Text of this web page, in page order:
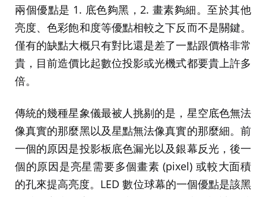
兩個優點是 1. 底色夠黑，2. 畫素夠細。至於其他
亮度、色彩飽和度等優點相較之下反而不是關鍵。
僅有的缺點大概只有對比還是差了一點跟價格非常
貴，目前造價比起數位投影或光機式都要貴上許多
倍。
傳統的幾種星象儀最被人挑剔的是，星空底色無法
像真實的那麼黑以及星點無法像真實的那麼細。前
一個的原因是投影板底色漏光以及銀幕反光，後一
個的原因是亮星需要多個畫素 (pixel) 或較大面積
的孔來提高亮度。LED 數位球幕的一個優點是該黑